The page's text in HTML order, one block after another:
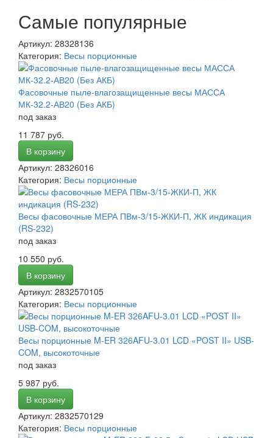
Самые популярные
Артикул: 28328136
Категория: Весы порционные
Фасовочные пыле-влагозащищенные весы МАССА
МК-32.2-АВ20 (Без АКБ)
под заказ
11 787 руб.
В корзину
Артикул: 28326016
Категория: Весы порционные
Весы фасовочные МЕРА ПВм-3/15-ЖКИ-П, ЖК индикация
(RS-232)
под заказ
10 550 руб.
В корзину
Артикул: 2832570105
Категория: Весы порционные
Весы порционные M-ER 326AFU-3.01 LCD «POST II» USB-
COM, высокоточные
под заказ
5 987 руб.
В корзину
Артикул: 2832570129
Категория: Весы порционные